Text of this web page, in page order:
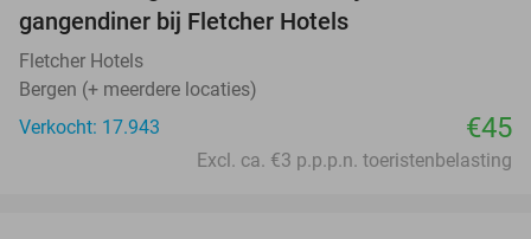
gangendiner bij Fletcher Hotels
Fletcher Hotels
Bergen (+ meerdere locaties)
Verkocht: 17.943
€45
Excl. ca. €3 p.p.p.n. toeristenbelasting